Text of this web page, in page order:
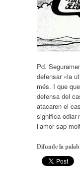
Pd.
defensar «la
més. I que
defensa del
atacaren el
significa
l’amor sap
Difunde la